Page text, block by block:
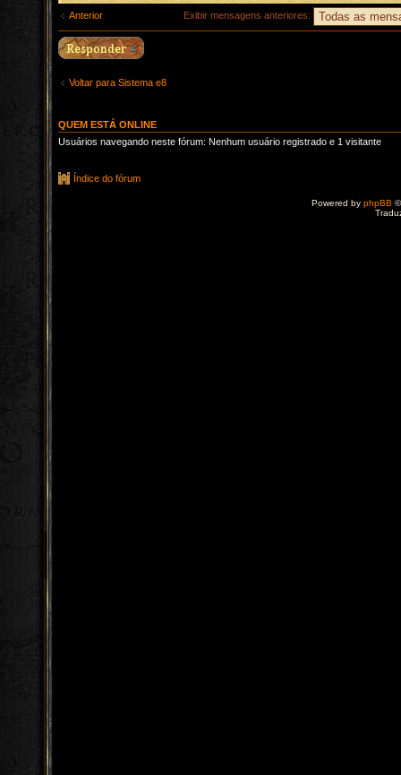
Anterior Exibir mensagens anteriores:
Voltar para Sistema e8
QUEM ESTÁ ONLINE
Usuários navegando neste fórum: Nenhum usuário registrado e 1 visitante
Índice do fórum
Powered by phpBB